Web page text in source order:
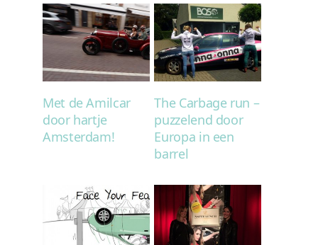
Met de Amilcar
door hartje
Amsterdam!
The Carbage run –
puzzelend door
Europa in een
barrel